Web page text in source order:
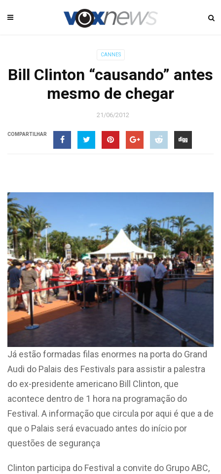
CANNES
Bill Clinton “causando” antes
mesmo de chegar
21/06/2012
COMPARTILHAR
Já estão formadas filas enormes na porta do Grand
Audi do Palais des Festivals para assistir a palestra
do ex-presidente americano Bill Clinton, que
acontece dentro de 1 hora na programação do
Festival. A informação que circula por aqui é que a de
que o Palais será evacuado antes do início por
questões de segurança
Clinton participa do Festival a convite do Grupo ABC,